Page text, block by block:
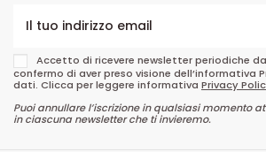
Accetto di ricevere newsletter periodiche
confermo di aver preso visione dell’informativa
dati. Clicca per leggere informativa Privacy
Puoi annullare l’iscrizione in qualsiasi momento
in ciascuna newsletter che ti invieremo.